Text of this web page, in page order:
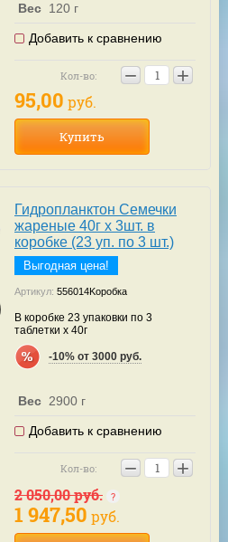
Вес 120 г
Добавить к сравнению
Кол-во: − +
95,00 руб.
Купить
Гидропланктон Семечки
жареные 40г х 3шт. в
коробке (23 уп. по 3 шт.)
Выгодная цена!
Артикул: 556014Kоробка
В коробке 23 упаковки по 3
таблетки х 40г
-10% от 3000 руб.
Вес 2900 г
Добавить к сравнению
Кол-во: − +
2 050,00руб.
1 947,50 руб.